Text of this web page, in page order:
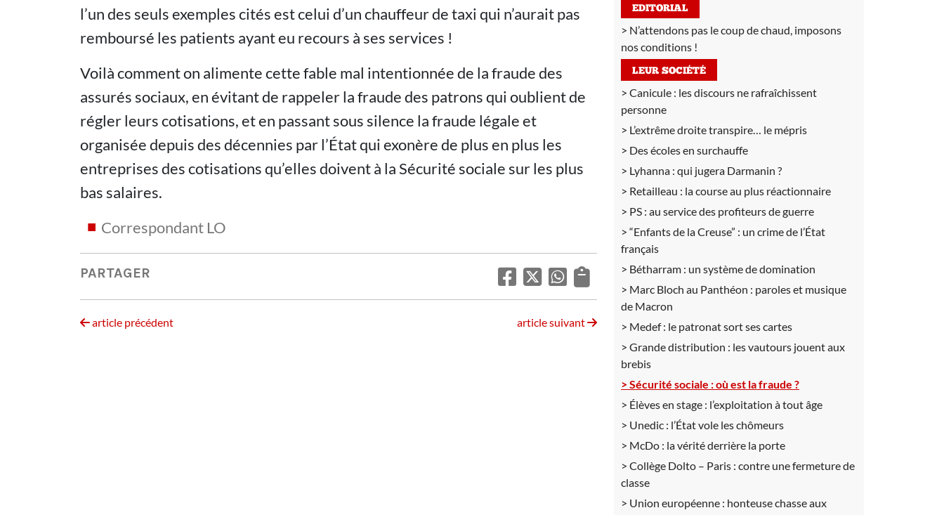
l’un des seuls exemples cités est celui d’un chauffeur de taxi qui n’aurait pas
remboursé les patients ayant eu recours à ses services !
Voilà comment on alimente cette fable mal intentionnée de la fraude des
assurés sociaux, en évitant de rappeler la fraude des patrons qui oublient de
régler leurs cotisations, et en passant sous silence la fraude légale et
organisée depuis des décennies par l’État qui exonère de plus en plus les
entreprises des cotisations qu’elles doivent à la Sécurité sociale sur les plus
bas salaires.
Correspondant LO
PARTAGER
article précédent article suivant
EDITORIAL
N’attendons pas le coup de chaud, imposons
nos conditions !
LEUR SOCIÉTÉ
Canicule : les discours ne rafraîchissent
personne
L’extrême droite transpire… le mépris
Des écoles en surchauffe
Lyhanna : qui jugera Darmanin ?
Retailleau : la course au plus réactionnaire
PS : au service des profiteurs de guerre
“Enfants de la Creuse” : un crime de l’État
français
Bétharram : un système de domination
Marc Bloch au Panthéon : paroles et musique
de Macron
Medef : le patronat sort ses cartes
Grande distribution : les vautours jouent aux
brebis
Sécurité sociale :où est la fraude ?
Élèves en stage : l’exploitation à tout âge
Unedic : l’État vole les chômeurs
McDo : la vérité derrière la porte
Collège Dolto – Paris : contre une fermeture de
classe
Union européenne : honteuse chasse aux